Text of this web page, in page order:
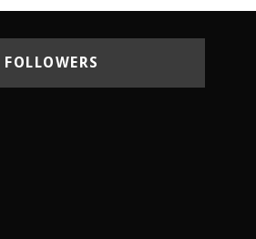
FOLLOWERS